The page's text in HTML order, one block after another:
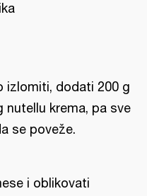
izlomiti, dodati 200 g
nutellu krema, pa sve
se poveže.
i oblikovati